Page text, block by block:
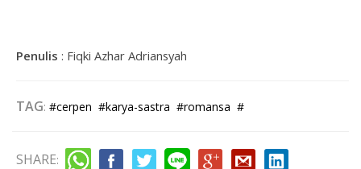
Penulis : Fiqki Azhar Adriansyah
TAG: #cerpen #karya-sastra #romansa #
SHARE: